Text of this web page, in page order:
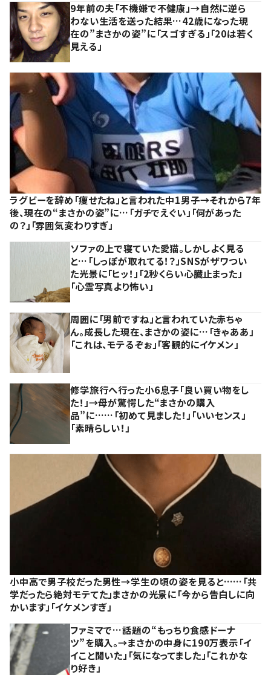
9年前の夫「不機嫌で不健康」→自然に逆ら
わない生活を送った結果…42歳になった現
在の”まさかの姿”に「スゴすぎる」「20は若く
見える」
ラグビーを辞め「痩せたね」と言われた中1男子→それから7年
後、現在の“まさかの姿”に…「ガチでえぐい」「何があった
の？」「雰囲気変わりすぎ」
ソファの上で寝ていた愛猫。しかしよく見る
と…「しっぽが取れてる！？」SNSがザワつい
た光景に「ヒッ！」「2秒くらい心臓止まった」
「心霊写真より怖い」
周囲に「男前ですね」と言われていた赤ちゃ
ん。成長した現在、まさかの姿に…「きゃああ」
「これは、モテるぞぉ」「客観的にイケメン」
修学旅行へ行った小6息子「良い買い物をし
た！」→母が驚愕した“まさかの購入
品”に……「初めて見ました！」「いいセンス」
「素晴らしい！」
小中高で男子校だった男性→学生の頃の姿を見ると……「共
学だったら絶対モテてた」まさかの光景に「今から告白しに向
かいます」「イケメンすぎ」
ファミマで…話題の“もっちり食感ドーナ
ツ”を購入。→まさかの中身に190万表示「イ
イこと聞いた」「気になってました」「これかな
り好き」